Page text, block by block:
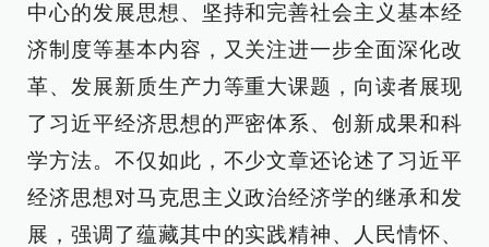
中心的发展思想、坚持和完善社会主义基本经
济制度等基本内容，又关注进一步全面深化改
革、发展新质生产力等重大课题，向读者展现
了习近平经济思想的严密体系、创新成果和科
学方法。不仅如此，不少文章还论述了习近平
经济思想对马克思主义政治经济学的继承和发
展，强调了蕴藏其中的实践精神、人民情怀、